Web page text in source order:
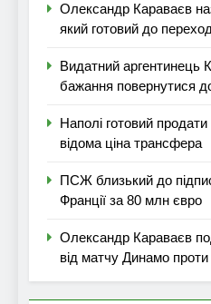
Олександр Караваєв
який готовий до
Видатний аргентинець
бажання повернутися
Наполі готовий
відома ціна трансфера
ПСЖ близький до
Франції за 80 млн євро
Олександр Караваєв
від матчу Динамо